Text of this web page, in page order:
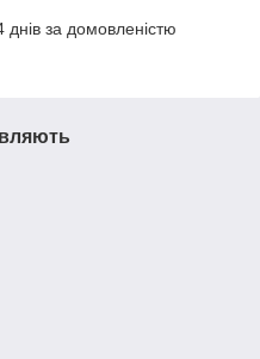
за домовленістю